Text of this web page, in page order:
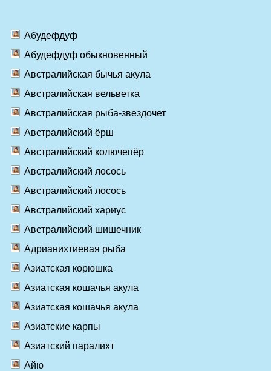
Абудефдуф
Абудефдуф обыкновенный
Австралийская бычья акула
Австралийская вельветка
Австралийская рыба-звездочет
Австралийский ёрш
Австралийский колючепёр
Австралийский лосось
Австралийский лосось
Австралийский хариус
Австралийский шишечник
Адрианихтиевая рыба
Азиатская корюшка
Азиатская кошачья акула
Азиатская кошачья акула
Азиатские карпы
Азиатский паралихт
Айю